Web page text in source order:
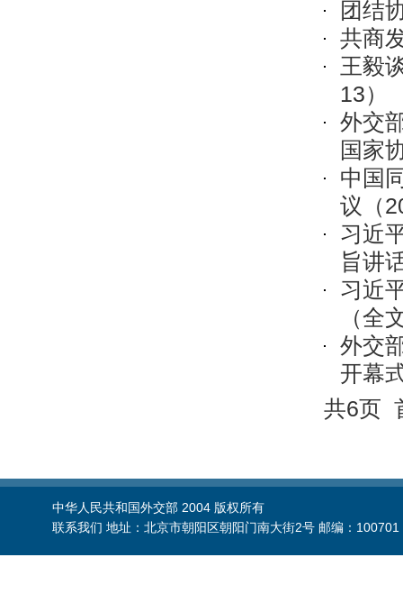
团结
共商
王毅
13）
外交
国家
中国
议 （
习近
旨讲
习近
（全
外交
开幕
共6页
中华人民共和国外交部 2004 版权所有
联系我们 地址：北京市朝阳区朝阳门南大街2号 邮编：